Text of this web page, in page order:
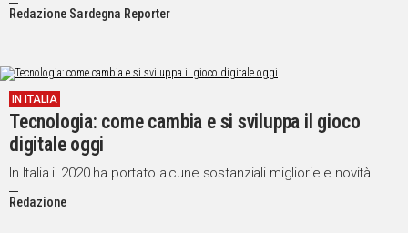
Redazione Sardegna Reporter
IN ITALIA
Tecnologia: come cambia e si sviluppa il gioco
digitale oggi
In Italia il 2020 ha portato alcune sostanziali migliorie e novità
Redazione